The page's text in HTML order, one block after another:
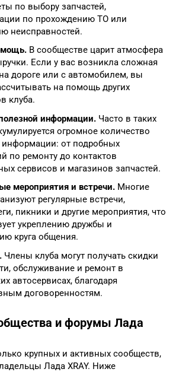
по выбору запчастей,
по прохождению ТО или
неисправностей.
В сообществе царит атмосфера
Если у вас возникла сложная
дороге или с автомобилем, вы
на помощь других
клуба.
информации. Часто в таких
огромное количество
информации: от подробных
по ремонту до контактов
сервисов и магазинов запчастей.
мероприятия и встречи. Многие
регулярные встречи,
пикники и другие мероприятия, что
укреплению дружбы и
круга общения.
Члены клуба могут получать скидки
обслуживание и ремонт в
автосервисах, благодаря
договоренностям.
и форумы Лада
крупных и активных сообществ,
Лада XRAY. Ниже